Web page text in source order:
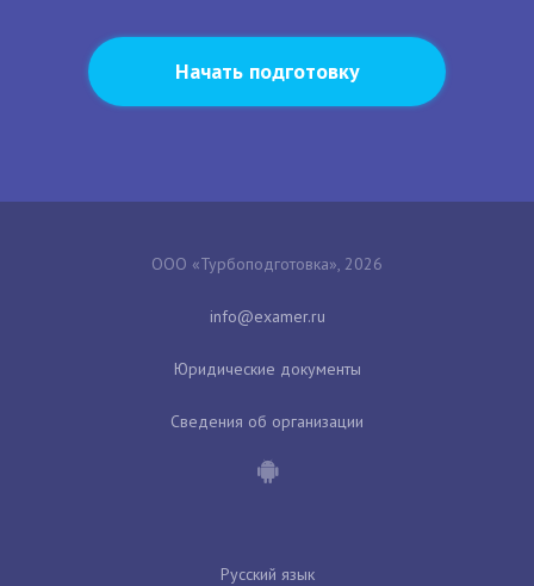
Начать подготовку
ООО «Турбоподготовка», 2026
Юридические документы
Сведения об организации
Русский язык